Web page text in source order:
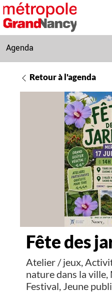
Gestion de vos préférences sur
Agenda
Retour à l'agenda
Fête des
Atelier / jeux,
nature dans la
Festival, Jeune